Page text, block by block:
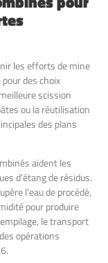
les efforts de mine
des choix
scission
ou la réutilisation
des plans
aident les
d’étang de résidus.
l'eau de procédé,
pour produire
le transport
opérations